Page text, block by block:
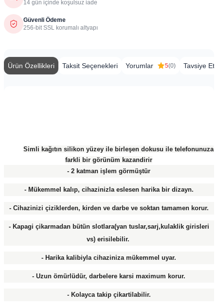
14 gün içinde koşulsuz iade
Güvenli Ödeme
256-bit SSL korumalı altyapı
Ürün Özellikleri Taksit Seçenekleri Yorumlar 5(0) Tavsiye Et
Simli kağıtın silikon yüzey ile birleşen dokusu ile telefonunuza
farkli bir görünüm kazandirir
- 2 katman işlem görmüştür
- Mükemmel kalıp, cihazinizla eslesen harika bir dizayn.
- Cihazinizi çiziklerden, kirden ve darbe ve soktan tamamen korur.
- Kapagi çikarmadan bütün slotlara(yan tuslar,sarj,kulaklik girisleri
vs) erisilebilir.
- Harika kalibiyla cihaziniza mükemmel uyar.
- Uzun ömürlüdür, darbelere karsi maximum korur.
- Kolayca takip çikartilabilir.